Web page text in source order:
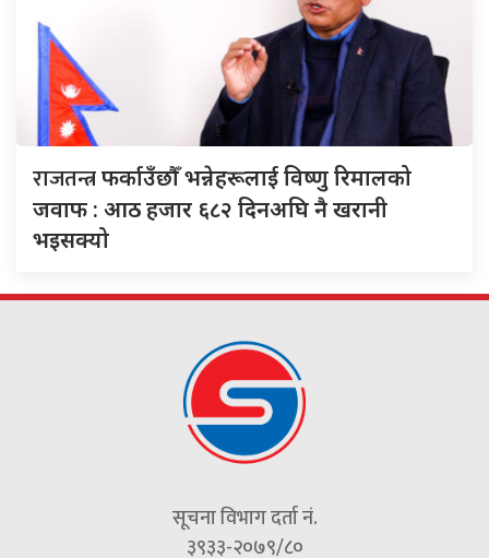
राजतन्त्रफर्काउँछौँ भन्नेहरूलाई विष्णु रिमालको
जवाफ : आठ हजार ६८२ दिनअघि नै खरानी
भइसक्यो
सूचना विभाग दर्ता नं.
३९३३-२०७९/८०